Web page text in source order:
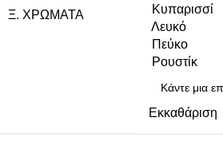
Ξ. ΧΡΏΜΑΤΑ
Κυπαρισσί
Λευκό
Πεύκο
Ρουστίκ
Εκκαθάριση